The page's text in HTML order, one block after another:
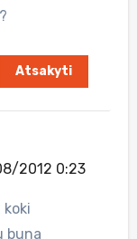
Atsakyti
2012 0:23
koki
buna